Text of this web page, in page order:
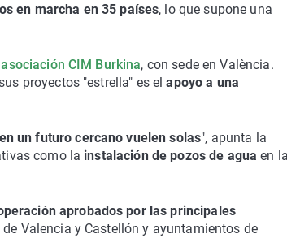
en marcha en 35 países, lo que supone una
asociación CIM Burkina, con sede en València.
proyectos "estrella" es elapoyo a una
un futuro cercano vuelen solas", apunta la
como la instalación de pozos de agua en
aprobados por las principales
Valencia y Castellón y ayuntamientos de